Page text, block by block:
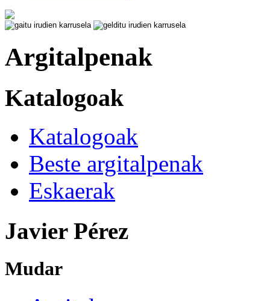
Argitalpenak
Katalogoak
Katalogoak
Beste argitalpenak
Eskaerak
Javier Pérez
Mudar